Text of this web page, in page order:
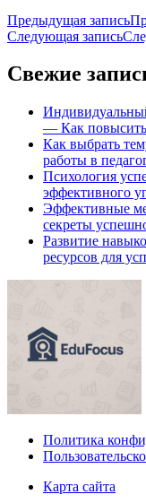
Предыдущая запись
Следующая запись
Свежие
— Как повысить
Как выбрать
работы в
Психология
эффективного
Эффективные
секреты
Развитие
ресурсов для
Политика
Карта сайта